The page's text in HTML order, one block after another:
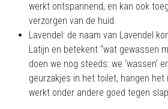
werkt ontspannend, en kan ook
verzorgen van de huid.
Lavendel: de naam van Lavendel
Latijn en betekent “wat gewassen
doen we nog steeds: we ‘wassen’
geurzakjes in het toilet, hangen het
werkt onder andere goed tegen